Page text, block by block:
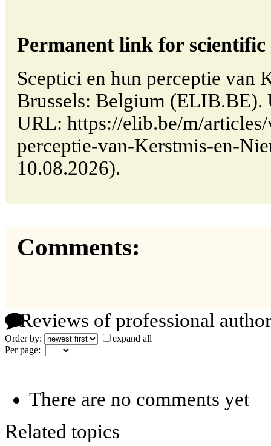
Permanent link for
Sceptici en hun perceptie van
Brussels: Belgium (ELIB.BE).
URL: https://elib.be/m/
perceptie-van-Kerstmis-en-
10.08.2026).
Comments:
Reviews of professional
Order by:
expand all
Per page:
There are no comments yet
Related topics